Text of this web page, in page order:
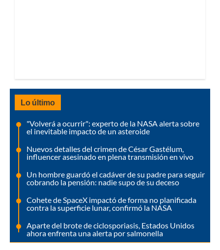
Lo último
"Volverá a ocurrir": experto de la NASA alerta sobre
el inevitable impacto de un asteroide
Nuevos detalles del crimen de César Gastélum,
influencer asesinado en plena transmisión en vivo
Un hombre guardó el cadáver de su padre para seguir
cobrando la pensión: nadie supo de su deceso
Cohete de SpaceX impactó de forma no planificada
contra la superficie lunar, confirmó la NASA
Aparte del brote de ciclosporiasis, Estados Unidos
ahora enfrenta una alerta por salmonella